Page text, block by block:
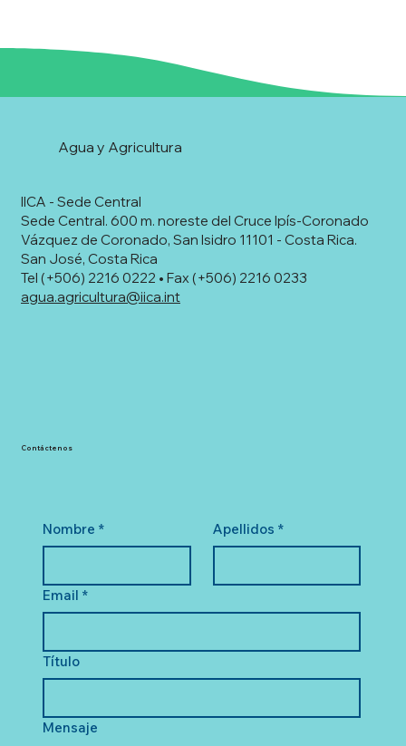
IICA - Sede Central
Sede Central. 600 m. noreste del Cruce Ipís-Coronado
Vázquez de Coronado, San Isidro 11101 - Costa Rica.
San José, Costa Rica
Tel (+506) 2216 0222 • Fax (+506) 2216 0233
agua.agricultura@iica.int
Agua y Agricultura
Nombre * Apellidos *
Email *
Título
Mensaje
Contáctenos